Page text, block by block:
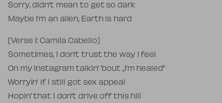
Sorry, didn’t mean to get so dark
Maybe I’m an alien, Earth is hard
[Verse 1: Camila Cabello]
Sometimes, I don’t trust the way I feel
On my Instagram talkin’ ’bout „I’m healed”
Worryin’ if I still got sex appeal
Hopin’ that I don’t drive off this hill